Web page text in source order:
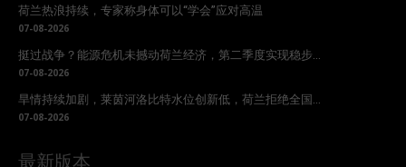
荷兰热浪持续，专家称身体可以“学会”应对高温
07-08-2026
挺过战争？能源危机未撼动荷兰经济，第二季度实现稳步...
07-08-2026
旱情持续加剧，莱茵河洛比特水位创新低，荷兰拒绝全国...
07-08-2026